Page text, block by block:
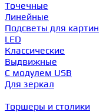
Точечные
Линейные
Подсветы для картин
LED
Классические
Выдвижные
С модулем USB
Для зеркал
Торшеры и столики